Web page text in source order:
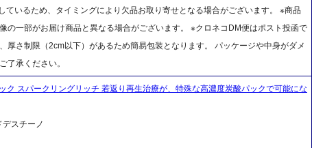
ているため、タイミングにより欠品お取り寄せとなる場合がございます。 ※商品
の一部がお届け商品と異なる場合がございます。 ※クロネコDM便はポスト投函で
厚さ制限（2cm以下）があるため簡易包装となります。 パッケージや中身がダメ
了承ください。
スパークリングリッチ 若返り再生治療が、特殊な高濃度炭酸パックで可能にな
スチーノ